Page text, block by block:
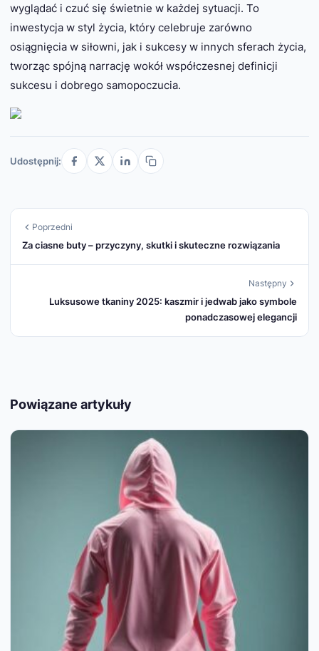
wyglądać i czuć się świetnie w każdej sytuacji. To
inwestycja w styl życia, który celebruje zarówno
osiągnięcia w siłowni, jak i sukcesy w innych sferach życia,
tworząc spójną narrację wokół współczesnej definicji
sukcesu i dobrego samopoczucia.
Udostępnij:
Poprzedni
Za ciasne buty – przyczyny, skutki i skuteczne rozwiązania
Następny
Luksusowe tkaniny 2025: kaszmir i jedwab jako symbole
ponadczasowej elegancji
Powiązane artykuły